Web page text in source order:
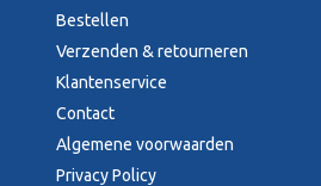
Bestellen
Verzenden & retourneren
Klantenservice
Contact
Algemene voorwaarden
Privacy Policy